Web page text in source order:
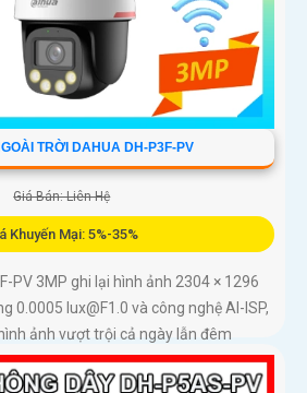
TRỜI DAHUA DH-P3F-PV
Giá Bán: Liên Hệ
Khuyến Mại: 5%-35%
PV 3MP ghi lại hình ảnh 2304 × 1296
0.0005 lux@F1.0 và công nghệ AI-ISP,
ảnh vượt trội cả ngày lẫn đêm